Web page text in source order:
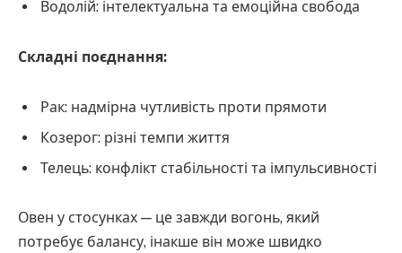
Водолій: інтелектуальна та емоційна свобода
Складні поєднання:
Рак: надмірна чутливість проти прямоти
Козерог: різні темпи життя
Телець: конфлікт стабільності та імпульсивності
Овен у стосунках — це завжди вогонь, який
потребує балансу, інакше він може швидко